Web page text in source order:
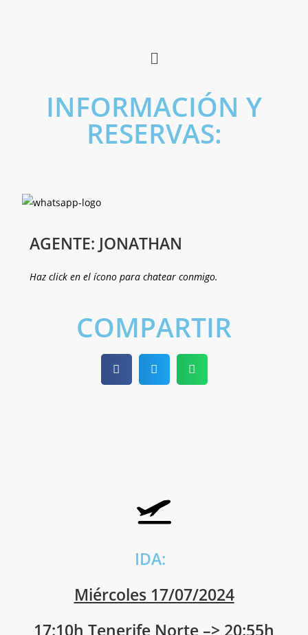
INFORMACIÓN Y
RESERVAS:
AGENTE: JONATHAN
Haz click en el ícono para chatear conmigo.
COMPARTIR
IDA:
Miércoles 17/07/2024
17:10h Tenerife Norte –> 20:55h